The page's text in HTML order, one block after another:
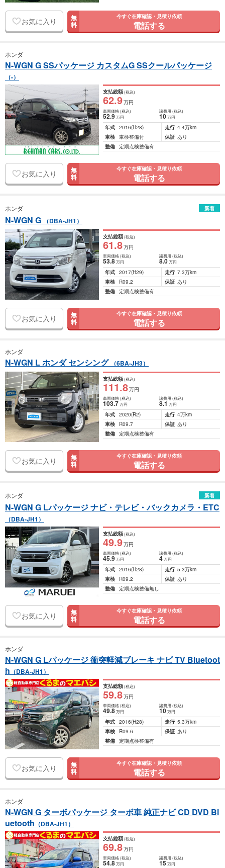
お気に入り 無
料
今すぐ在庫確認・見積り依頼
電話する
ホンダ
N-WGN G SSパッケージ カスタムG SSクールパッケージ
（-）
支払総額(税込)
62.9万円
車両価格(税込)
52.9万円
諸費用 (税込)
10 万円
年式 2016(H28) 走行 4.4万km
車検 車検整備付 保証 あり
整備 定期点検整備有
お気に入り 無
料
今すぐ在庫確認・見積り依頼
電話する
ホンダ 新着
N-WGN G （DBA-JH1）
支払総額(税込)
61.8万円
車両価格(税込)
53.8万円
諸費用 (税込)
8.0 万円
年式 2017(H29) 走行 7.3万km
車検
R09.2 保証 あり
整備 定期点検整備有
お気に入り 無
料
今すぐ在庫確認・見積り依頼
電話する
ホンダ
N-WGN L ホンダ センシング （6BA-JH3）
支払総額(税込)
111.8万円
車両価格(税込)
103.7万円
諸費用 (税込)
8.1 万円
年式 2020(R2) 走行 4万km
車検
R09.7 保証 あり
整備 定期点検整備有
お気に入り 無
料
今すぐ在庫確認・見積り依頼
電話する
ホンダ 新着
N-WGN G Lパッケージ ナビ・テレビ・バックカメラ・ETC
（DBA-JH1）
支払総額(税込)
49.9万円
車両価格(税込)
45.9万円
諸費用 (税込)
4 万円
年式 2016(H28) 走行 5.3万km
車検
R09.2 保証 あり
整備 定期点検整備無し
お気に入り 無
料
今すぐ在庫確認・見積り依頼
電話する
ホンダ
N-WGN G Lパッケージ 衝突軽減ブレーキ ナビ TV Bluetoot
h （DBA-JH1）
支払総額(税込)
59.8万円
車両価格(税込)
49.8万円
諸費用 (税込)
10 万円
年式 2016(H28) 走行 5.3万km
車検
R09.6 保証 あり
整備 定期点検整備有
お気に入り 無
料
今すぐ在庫確認・見積り依頼
電話する
ホンダ
N-WGN G ターボパッケージ ターボ車 純正ナビ CD DVD Bl
uetooth （DBA-JH1）
支払総額(税込)
69.8万円
車両価格(税込)
54.8万円
諸費用 (税込)
15 万円